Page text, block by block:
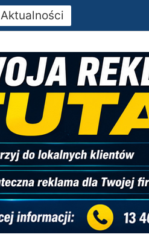
Aktualności